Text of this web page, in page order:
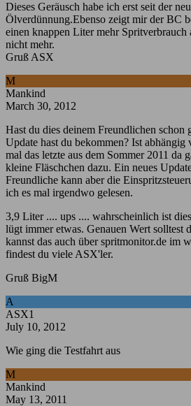
Dieses Geräusch habe ich erst seit der
Ölverdünnung.Ebenso zeigt mir der BC
einen knappen Liter mehr
nicht mehr.
Gruß ASX
M
Mankind
March 30, 2012
Hast du dies deinem Freundlichen schon
Update hast du bekommen? Ist abhängig
mal das letzte aus dem Sommer 2011 da
kleine Fläschchen dazu. Ein neues
Freundliche kann aber die
ich es mal irgendwo gelesen.
3,9 Liter .... ups .... wahrscheinlich ist
lügt immer etwas. Genauen Wert solltest
kannst das auch über spritmonitor.de im
findest du viele ASX'ler.
Gruß BigM
A
ASX1
July 10, 2012
Wie ging die Testfahrt aus
M
Mankind
May 13, 2011